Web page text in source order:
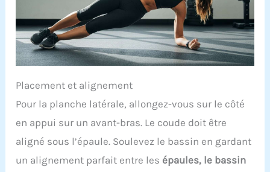
Placement et alignement
Pour la planche latérale, allongez-vous sur le côté
en appui sur un avant-bras. Le coude doit être
aligné sous l’épaule. Soulevez le bassin en gardant
un alignement parfait entre les épaules, le bassin